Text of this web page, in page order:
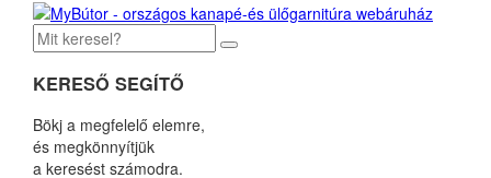
KERESŐ SEGÍTŐ
Bökj a megfelelő elemre,
és megkönnyítjük
a keresést számodra.